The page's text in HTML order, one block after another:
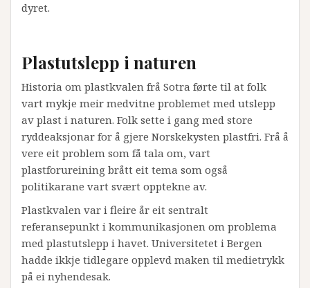
dyret.
Plastutslepp i naturen
Historia om plastkvalen frå Sotra førte til at folk
vart mykje meir medvitne problemet med utslepp
av plast i naturen. Folk sette i gang med store
ryddeaksjonar for å gjere Norskekysten plastfri. Frå å
vere eit problem som få tala om, vart
plastforureining brått eit tema som også
politikarane vart svært opptekne av.
Plastkvalen var i fleire år eit sentralt
referansepunkt i kommunikasjonen om problema
med plastutslepp i havet. Universitetet i Bergen
hadde ikkje tidlegare opplevd maken til medietrykk
på ei nyhendesak.